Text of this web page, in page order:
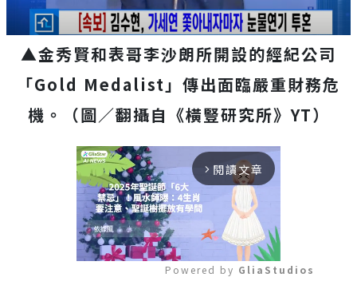
▲金秀賢和表哥李沙朗所開設的經紀公司
「Gold Medalist」傳出面臨嚴重財務危
機。（圖／翻攝自《橫豎研究所》YT）
arrow_forward_ios 閱讀文章
Powered by GliaStudios